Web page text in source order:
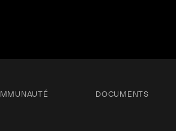
DOCUMENTS